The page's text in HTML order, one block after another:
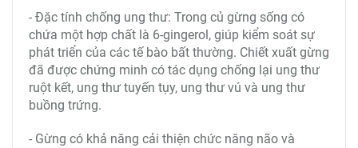
- Đặc tính chống ung thư: Trong củ gừng sống có
chứa một hợp chất là 6-gingerol, giúp kiểm soát sự
phát triển của các tế bào bất thường. Chiết xuất gừng
đã được chứng minh có tác dụng chống lại ung thư
ruột kết, ung thư tuyến tụy, ung thư vú và ung thư
buồng trứng.
- Gừng có khả năng cải thiện chức năng não và